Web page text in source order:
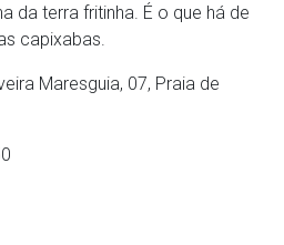
da terra fritinha. É o que há de
capixabas.
Maresguia, 07, Praia de